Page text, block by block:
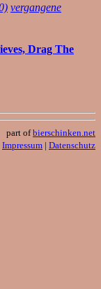
vergangene
Drag The
part ofbierschinken.net
Impressum | Datenschutz